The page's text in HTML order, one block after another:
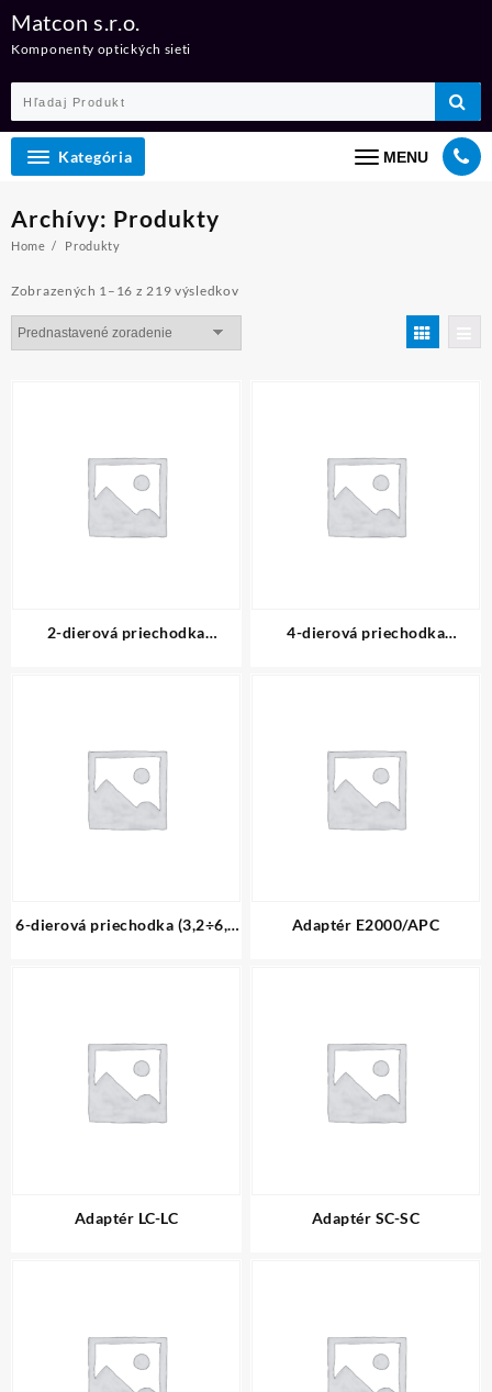
to
content
Matcon s.r.o.
Komponenty optických sieti
Kategória MENU
Archívy: Produkty
Home Produkty
Zobrazených 1–16 z 219 výsledkov
2-dierová priechodka
4-dierová priechodka
6-dierová priechodka (3,2÷6,4
Adaptér E2000/APC
Adaptér LC-LC Adaptér SC-SC